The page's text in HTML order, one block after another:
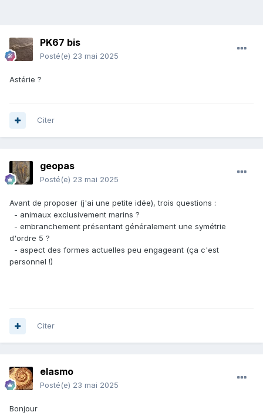
PK67 bis
Posté(e) 23 mai 2025
Astérie ?
Citer
geopas
Posté(e) 23 mai 2025
Avant de proposer (j'ai une petite idée), trois questions :
- animaux exclusivement marins ?
- embranchement présentant généralement une symétrie
d'ordre 5 ?
- aspect des formes actuelles peu engageant (ça c'est
personnel !)
Citer
elasmo
Posté(e) 23 mai 2025
Bonjour